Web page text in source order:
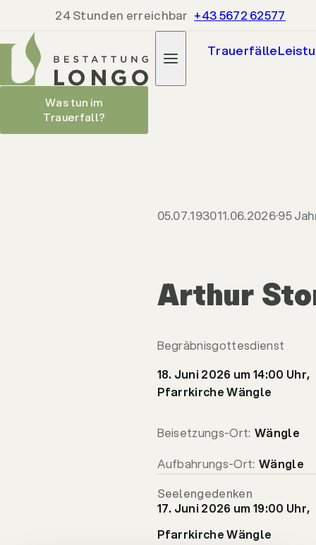
24 Stunden erreichbar +43 5672 62577
Trauerfälle
Was tun im
Trauerfall?
05.07.1930
05.07.193011.06.202695
Arthur
Begräbnisgottesdienst
18. Juni 2026 um 14:00 Uhr,
Pfarrkirche Wängle
Beisetzungs-Ort: Wängle
Aufbahrungs-Ort: Wängle
Seelengedenken
17. Juni 2026 um 19:00 Uhr,
Pfarrkirche Wängle